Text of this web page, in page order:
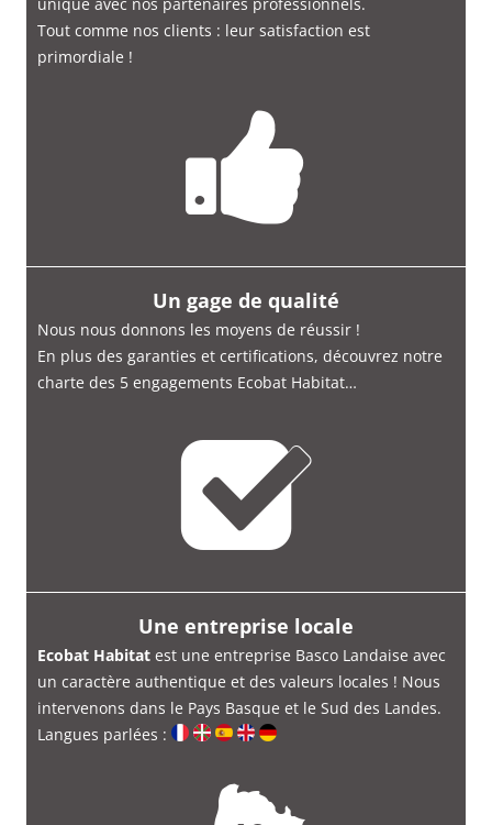
Tout comme nos clients : leur satisfaction est
primordiale !
Un gage de qualité
Nous nous donnons les moyens de réussir !
En plus des garanties et certifications, découvrez notre
charte des 5 engagements Ecobat Habitat…
Une entreprise locale
Ecobat Habitat est une entreprise Basco Landaise avec
un caractère authentique et des valeurs locales ! Nous
intervenons dans le Pays Basque et le Sud des Landes.
Langues parlées :